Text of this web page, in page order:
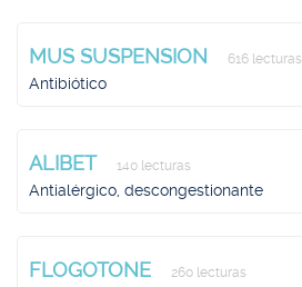
MUS SUSPENSION 616 lecturas
Antibiótico
ALIBET 140 lecturas
Antialérgico, descongestionante
FLOGOTONE 260 lecturas